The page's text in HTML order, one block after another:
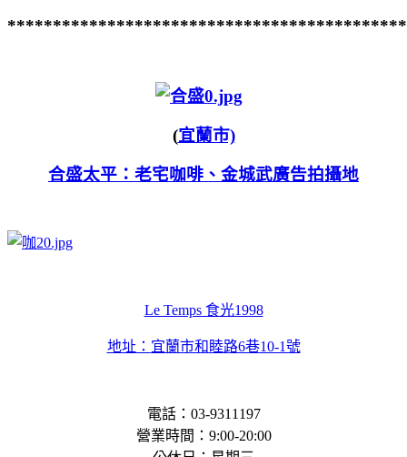
(宜蘭市)
合盛太平：老宅咖啡、金城武廣告拍攝地
Le Temps 食光1998
地址： 宜蘭市和睦路6巷10-1號
電話：03-9311197
營業時間：9:00-20:00